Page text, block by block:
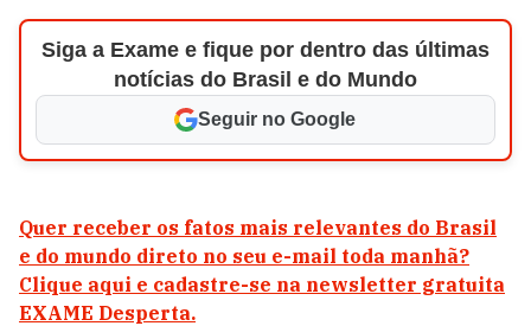
Siga a Exame e fique por dentro das últimas
notícias do Brasil e do Mundo
Seguir no Google
Quer receber os fatos mais relevantes do Brasil
e do mundo direto no seu e-mail toda manhã?
Clique aqui e cadastre-se na newsletter gratuita
EXAME Desperta.